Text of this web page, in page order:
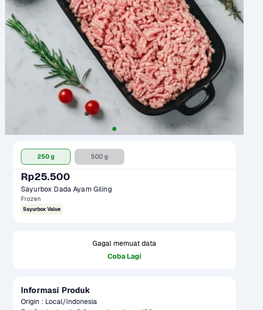
250 g 500 g
Rp25.500
Sayurbox Dada Ayam Giling
Frozen
Sayurbox Value
Gagal memuat data
Coba Lagi
Informasi Produk
Origin : Local/Indonesia